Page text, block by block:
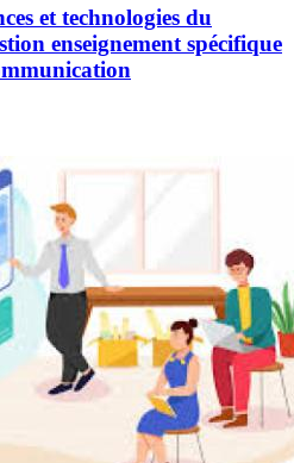
et technologies du
enseignement spécifique